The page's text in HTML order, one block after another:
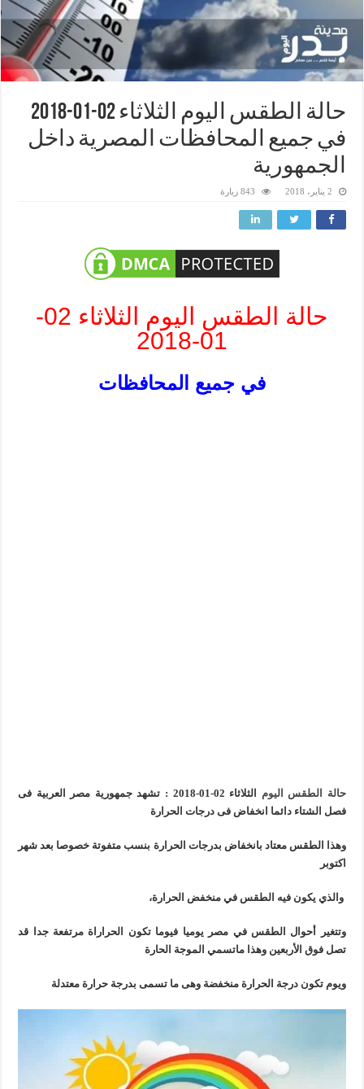
حالة الطقس اليوم الثلاثاء 02-01-2018
في جميع المحافظات المصرية داخل
الجمهورية
2 يناير، 2018 843 زيارة
حالة الطقس اليوم الثلاثاء 02-
01-2018
في جميع المحافظات
حالة الطقس اليومالثلاثاء 02-01-2018
: تشهد جمهورية مصر العربية فى
فصل الشتاء دائما انخفاض فى درجات الحرارة
وهذا الطقس معتاد بانخفاض بدرجات الحرارة بنسب متفوتة خصوصا بعد شهر
اكتوبر
والذي يكون فيه الطقس في منخفض الحرارة،
وتتغير أحوال الطقس في مصر يوميا فيوما تكون الحراراة مرتفعة جدا قد
تصل فوق الأربعين وهذا ماتسمي الموجة الحارة
ويوم تكون درجة الحرارة منخفضة وهى ما تسمى بدرجة حرارة معتدلة